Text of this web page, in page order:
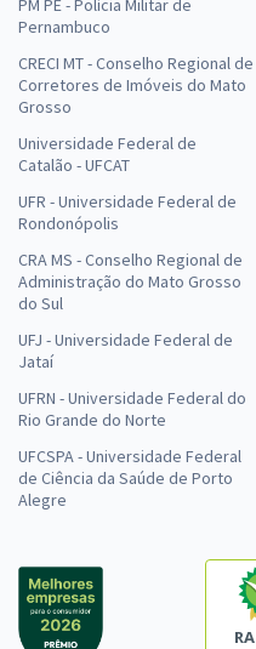
PM PE - Polícia Militar de
Pernambuco
CRECI MT - Conselho Regional de
Corretores de Imóveis do Mato
Grosso
Universidade Federal de
Catalão - UFCAT
UFR - Universidade Federal de
Rondonópolis
CRA MS - Conselho Regional de
Administração do Mato Grosso
do Sul
UFJ - Universidade Federal de
Jataí
UFRN - Universidade Federal do
Rio Grande do Norte
UFCSPA - Universidade Federal
de Ciência da Saúde de Porto
Alegre